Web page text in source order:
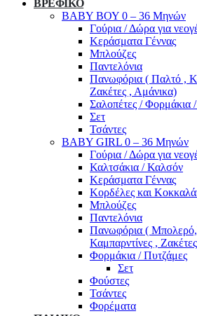
ΒΡΕΦΙΚΟ
ΒΑΒΥ ΒΟΥ 0 – 36 Μηνών
Γούρια / Δώρα για
Κεράσματα Γέννας
Μπλούζες
Παντελόνια
Πανωφόρια ( Παλτό ,
Ζακέτες , Αμάνικα)
Σαλοπέτες / Φορμάκια
Σετ
Τσάντες
BABY GIRL 0 – 36 Μηνών
Γούρια / Δώρα για
Καλτσάκια / Καλσόν
Κεράσματα Γέννας
Κορδέλες και
Μπλούζες
Παντελόνια
Πανωφόρια (
Καμπαρντίνες ,
Φορμάκια / Πυτζάμες
Σετ
Φούστες
Τσάντες
Φορέματα